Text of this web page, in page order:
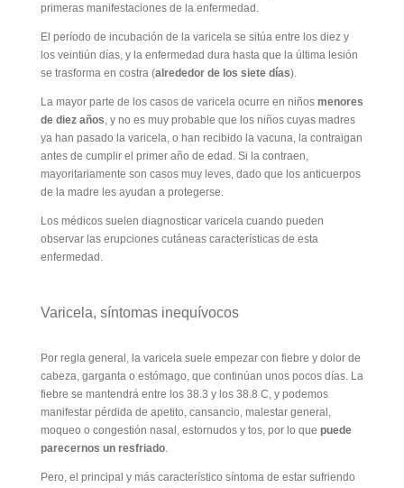
primeras manifestaciones de la enfermedad.
El período de incubación de la varicela se sitúa entre los diez y
los veintiún días, y la enfermedad dura hasta que la última lesión
se trasforma en costra (alrededor de los siete días).
La mayor parte de los casos de varicela ocurre en niños menores
de diez años, y no es muy probable que los niños cuyas madres
ya han pasado la varicela, o han recibido la vacuna, la contraigan
antes de cumplir el primer año de edad. Si la contraen,
mayoritariamente son casos muy leves, dado que los anticuerpos
de la madre les ayudan a protegerse.
Los médicos suelen diagnosticar varicela cuando pueden
observar las erupciones cutáneas características de esta
enfermedad.
Varicela, síntomas inequívocos
Por regla general, la varicela suele empezar con fiebre y dolor de
cabeza, garganta o estómago, que continúan unos pocos días. La
fiebre se mantendrá entre los 38.3 y los 38.8 C, y podemos
manifestar pérdida de apetito, cansancio, malestar general,
moqueo o congestión nasal, estornudos y tos, por lo que puede
parecernos un resfriado.
Pero, el principal y más característico síntoma de estar sufriendo